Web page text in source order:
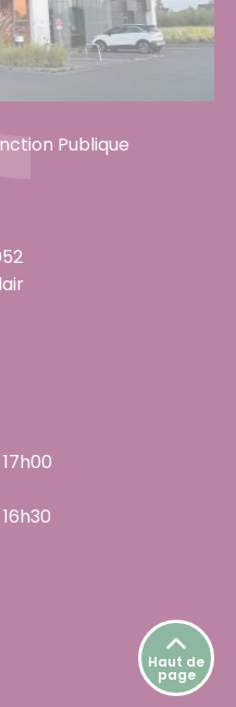
Haut de
page
Publique